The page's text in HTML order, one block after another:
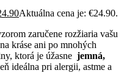
Aktuálna cena je: €24.90.
zaručene rozžiaria vašu
kráse ani po mnohých
ktorá je úžasne jemná,
ideálna pri alergii, astme a